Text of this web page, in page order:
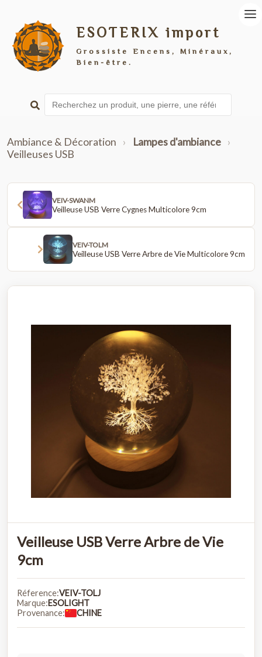
ESOTERIX import
Grossiste Encens, Minéraux,
Bien-être.
Ambiance & Décoration › Lampes d'ambiance ›
Veilleuses USB
VEIV-SWANM
Veilleuse USB Verre Cygnes Multicolore 9cm
VEIV-TOLM
Veilleuse USB Verre Arbre de Vie Multicolore 9cm
Veilleuse USB Verre Arbre de Vie
9cm
Réference:VEIV-TOLJ
Marque:ESOLIGHT
Provenance:
CHINE